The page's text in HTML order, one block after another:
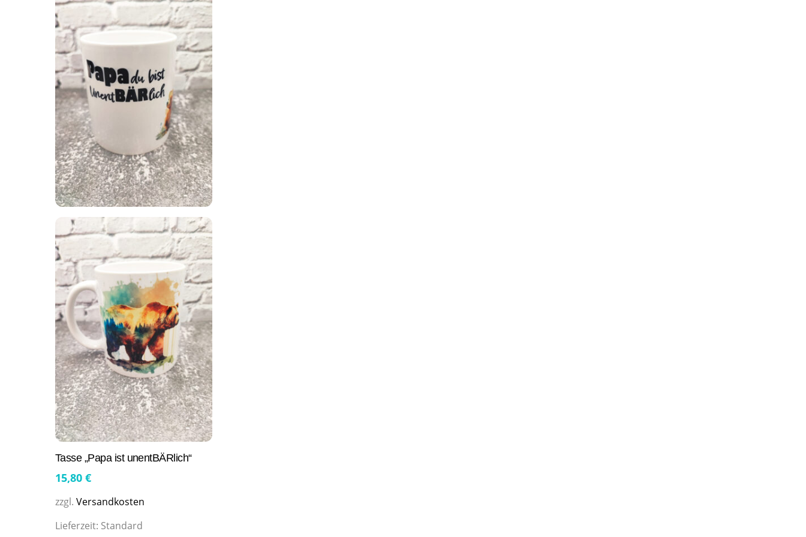
Tasse „Papa ist unentBÄRlich“
15,80 €
zzgl. Versandkosten
Lieferzeit: Standard